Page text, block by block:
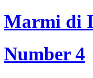
Marmi di
Number 4